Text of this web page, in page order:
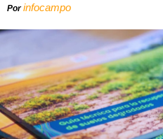
Porinfocampo